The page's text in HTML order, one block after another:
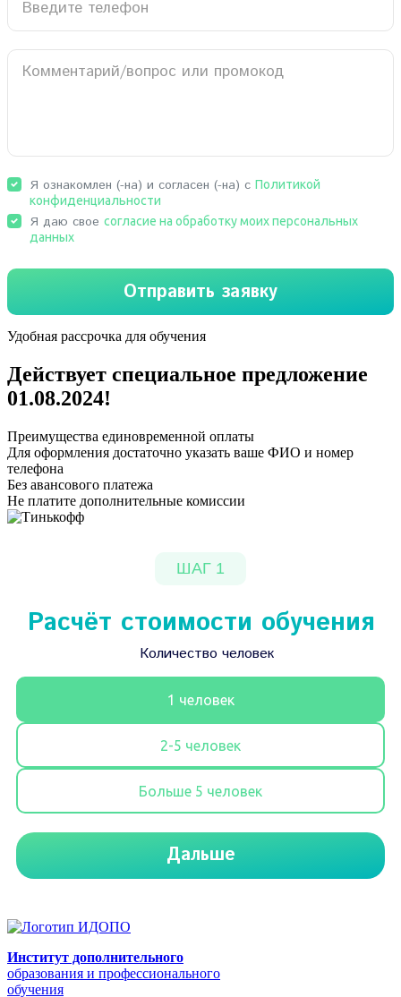
Удобная рассрочка для обучения
Действует специальное предложение
01.08.2024!
Преимущества единовременной оплаты
Для оформления достаточно указать ваше ФИО и номер
телефона
Без авансового платежа
Не платите дополнительные комиссии
Институт дополнительного
образования и профессионального
обучения